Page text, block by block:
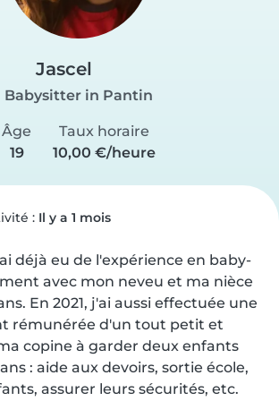
Jascel
Babysitter in Pantin
Âge
19
Taux horaire
10,00 €/heure
: Il y a 1 mois
déjà eu de l'expérience en baby-
avec mon neveu et ma nièce
En 2021, j'ai aussi effectuée une
rémunérée d'un tout petit et
copine à garder deux enfants
ans : aide aux devoirs, sortie école,
assurer leurs sécurités, etc.